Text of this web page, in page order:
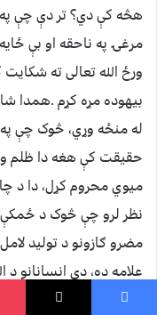
هڅه کې دي؟ تر دې چې
مرغۍ په ناحقه او بې
ورځ الله تعالی ته
بیهوده مړه کړم .همدا
له منځه وړي، څوک چې
حقیقت کې هغه دا ظلم
میوي محروم کړل، دا د
نظر لرو چې څوک د ځمکې
مضرو ګازونو د تولید
علامه ده، دې انسانانو د
کومه چې الله تعالی